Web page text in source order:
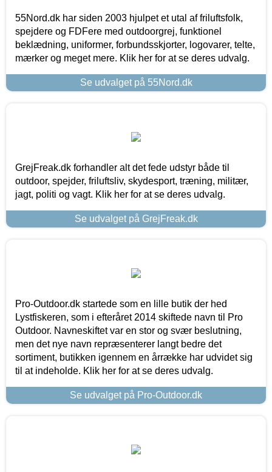
55Nord.dk har siden 2003 hjulpet et utal af friluftsfolk,
spejdere og FDFere med outdoorgrej, funktionel
beklædning, uniformer, forbundsskjorter, logovarer, telte,
mærker og meget mere. Klik her for at se deres udvalg.
Se udvalget på 55Nord.dk
GrejFreak.dk forhandler alt det fede udstyr både til
outdoor, spejder, friluftsliv, skydesport, træning, militær,
jagt, politi og vagt. Klik her for at se deres udvalg.
Se udvalget på GrejFreak.dk
Pro-Outdoor.dk startede som en lille butik der hed
Lystfiskeren, som i efteråret 2014 skiftede navn til Pro
Outdoor. Navneskiftet var en stor og svær beslutning,
men det nye navn repræsenterer langt bedre det
sortiment, butikken igennem en årrække har udvidet sig
til at indeholde. Klik her for at se deres udvalg.
Se udvalget på Pro-Outdoor.dk